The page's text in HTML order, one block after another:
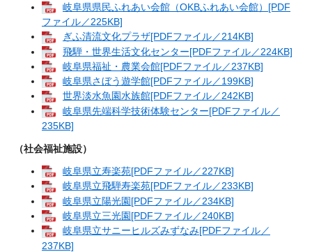
岐阜県県民ふれあい会館（OKBふれあい会館）[PDF
ファイル／225KB]
ぎふ清流文化プラザ[PDFファイル／214KB]
飛騨・世界生活文化センター[PDFファイル／224KB]
岐阜県福祉・農業会館[PDFファイル／237KB]
岐阜県さぼう遊学館[PDFファイル／199KB]
世界淡水魚園水族館[PDFファイル／242KB]
岐阜県先端科学技術体験センター[PDFファイル／
235KB]
（社会福祉施設）
岐阜県立寿楽苑[PDFファイル／227KB]
岐阜県立飛騨寿楽苑[PDFファイル／233KB]
岐阜県立陽光園[PDFファイル／234KB]
岐阜県立三光園[PDFファイル／240KB]
岐阜県立サニーヒルズみずなみ[PDFファイル／
237KB]